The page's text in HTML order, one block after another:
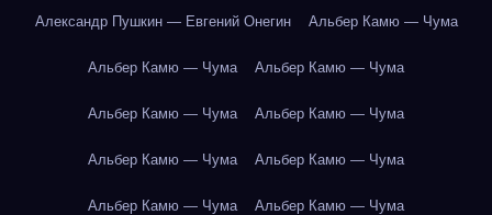
Александр Пушкин — Евгений Онегин Альбер Камю — Чума
Альбер Камю — Чума Альбер Камю — Чума
Альбер Камю — Чума Альбер Камю — Чума
Альбер Камю — Чума Альбер Камю — Чума
Альбер Камю — Чума Альбер Камю — Чума